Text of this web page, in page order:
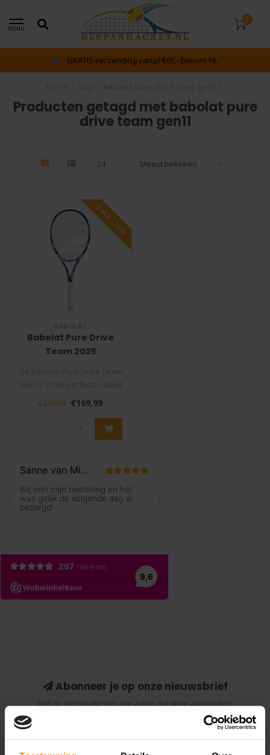
MENU
0
GRATIS verzending vanaf €65,- binnen NL
Producten getagd met babolat pure
drive team gen11
SALE -29%
BABOLAT
Babolat Pure Drive
Team 2025
voor spelers die kracht ..
€239,99 €169,99
Abonneer je op onze nieuwsbrief
Blijf op de hoogte van alle acties die wij je aanbieden!
Abonneer